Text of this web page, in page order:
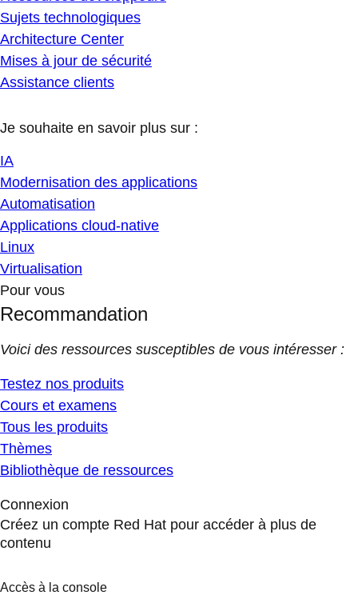
Sujets technologiques
Architecture Center
Mises à jour de sécurité
Assistance clients
Je souhaite en savoir plus sur :
IA
Modernisation des applications
Automatisation
Applications cloud-native
Linux
Virtualisation
Pour vous
Recommandation
Voici des ressources susceptibles de vous intéresser :
Testez nos produits
Cours et examens
Tous les produits
Thèmes
Bibliothèque de ressources
Connexion
Créez un compte Red Hat pour accéder à plus de
contenu
Accès à la console